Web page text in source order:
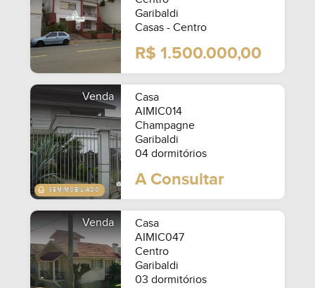
Garibaldi
Casas - Centro
R$ 1.500.000,00
Venda
Casa
AIMIC014
Champagne
Garibaldi
04 dormitórios
A Consultar
Venda
Casa
AIMIC047
Centro
Garibaldi
03 dormitórios